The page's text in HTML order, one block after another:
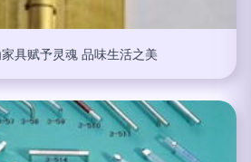
具赋予灵魂 品味生活之美